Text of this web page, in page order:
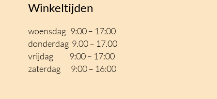
Winkeltijden
woensdag 9:00 – 17:00
donderdag 9.00 – 17.00
vrijdag 9:00 – 17:00
zaterdag 9:00 – 16:00